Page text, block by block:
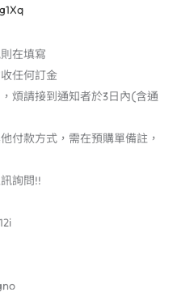
在填寫
任何訂金
煩請接到通知者於3日內(含通
付款方式，需在預購單備註，
詢問!!